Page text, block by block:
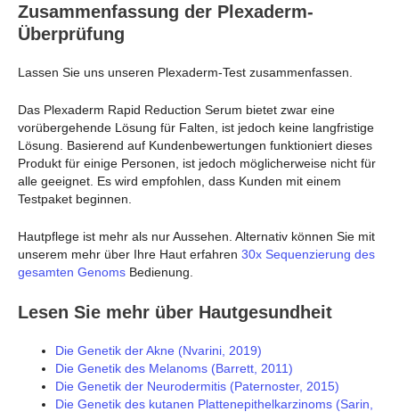
Zusammenfassung der Plexaderm-
Überprüfung
Lassen Sie uns unseren Plexaderm-Test zusammenfassen.
Das Plexaderm Rapid Reduction Serum bietet zwar eine
vorübergehende Lösung für Falten, ist jedoch keine langfristige
Lösung. Basierend auf Kundenbewertungen funktioniert dieses
Produkt für einige Personen, ist jedoch möglicherweise nicht für
alle geeignet. Es wird empfohlen, dass Kunden mit einem
Testpaket beginnen.
Hautpflege ist mehr als nur Aussehen. Alternativ können Sie mit
unserem mehr über Ihre Haut erfahren 30x Sequenzierung des
gesamten Genoms Bedienung.
Lesen Sie mehr über Hautgesundheit
Die Genetik der Akne (Nvarini, 2019)
Die Genetik des Melanoms (Barrett, 2011)
Die Genetik der Neurodermitis (Paternoster, 2015)
Die Genetik des kutanen Plattenepithelkarzinoms (Sarin,